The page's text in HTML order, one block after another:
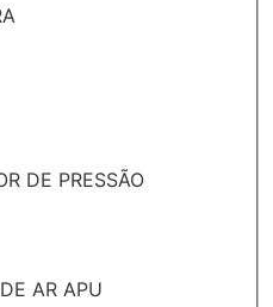
DE PRESSÃO
AR APU